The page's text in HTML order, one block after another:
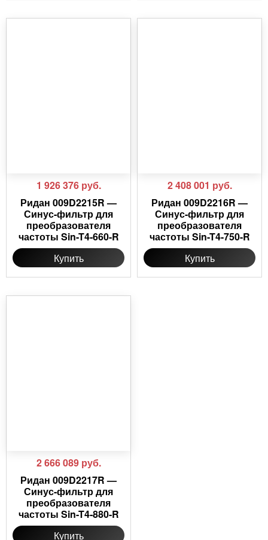
1 926 376 руб.
Ридан 009D2215R —
Синус-фильтр для
преобразователя
частоты Sin-T4-660-R
Купить
2 408 001 руб.
Ридан 009D2216R —
Синус-фильтр для
преобразователя
частоты Sin-T4-750-R
Купить
2 666 089 руб.
Ридан 009D2217R —
Синус-фильтр для
преобразователя
частоты Sin-T4-880-R
Купить